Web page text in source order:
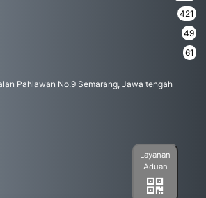
421
49
61
Pahlawan No.9 Semarang, Jawa tengah
Layanan
Aduan